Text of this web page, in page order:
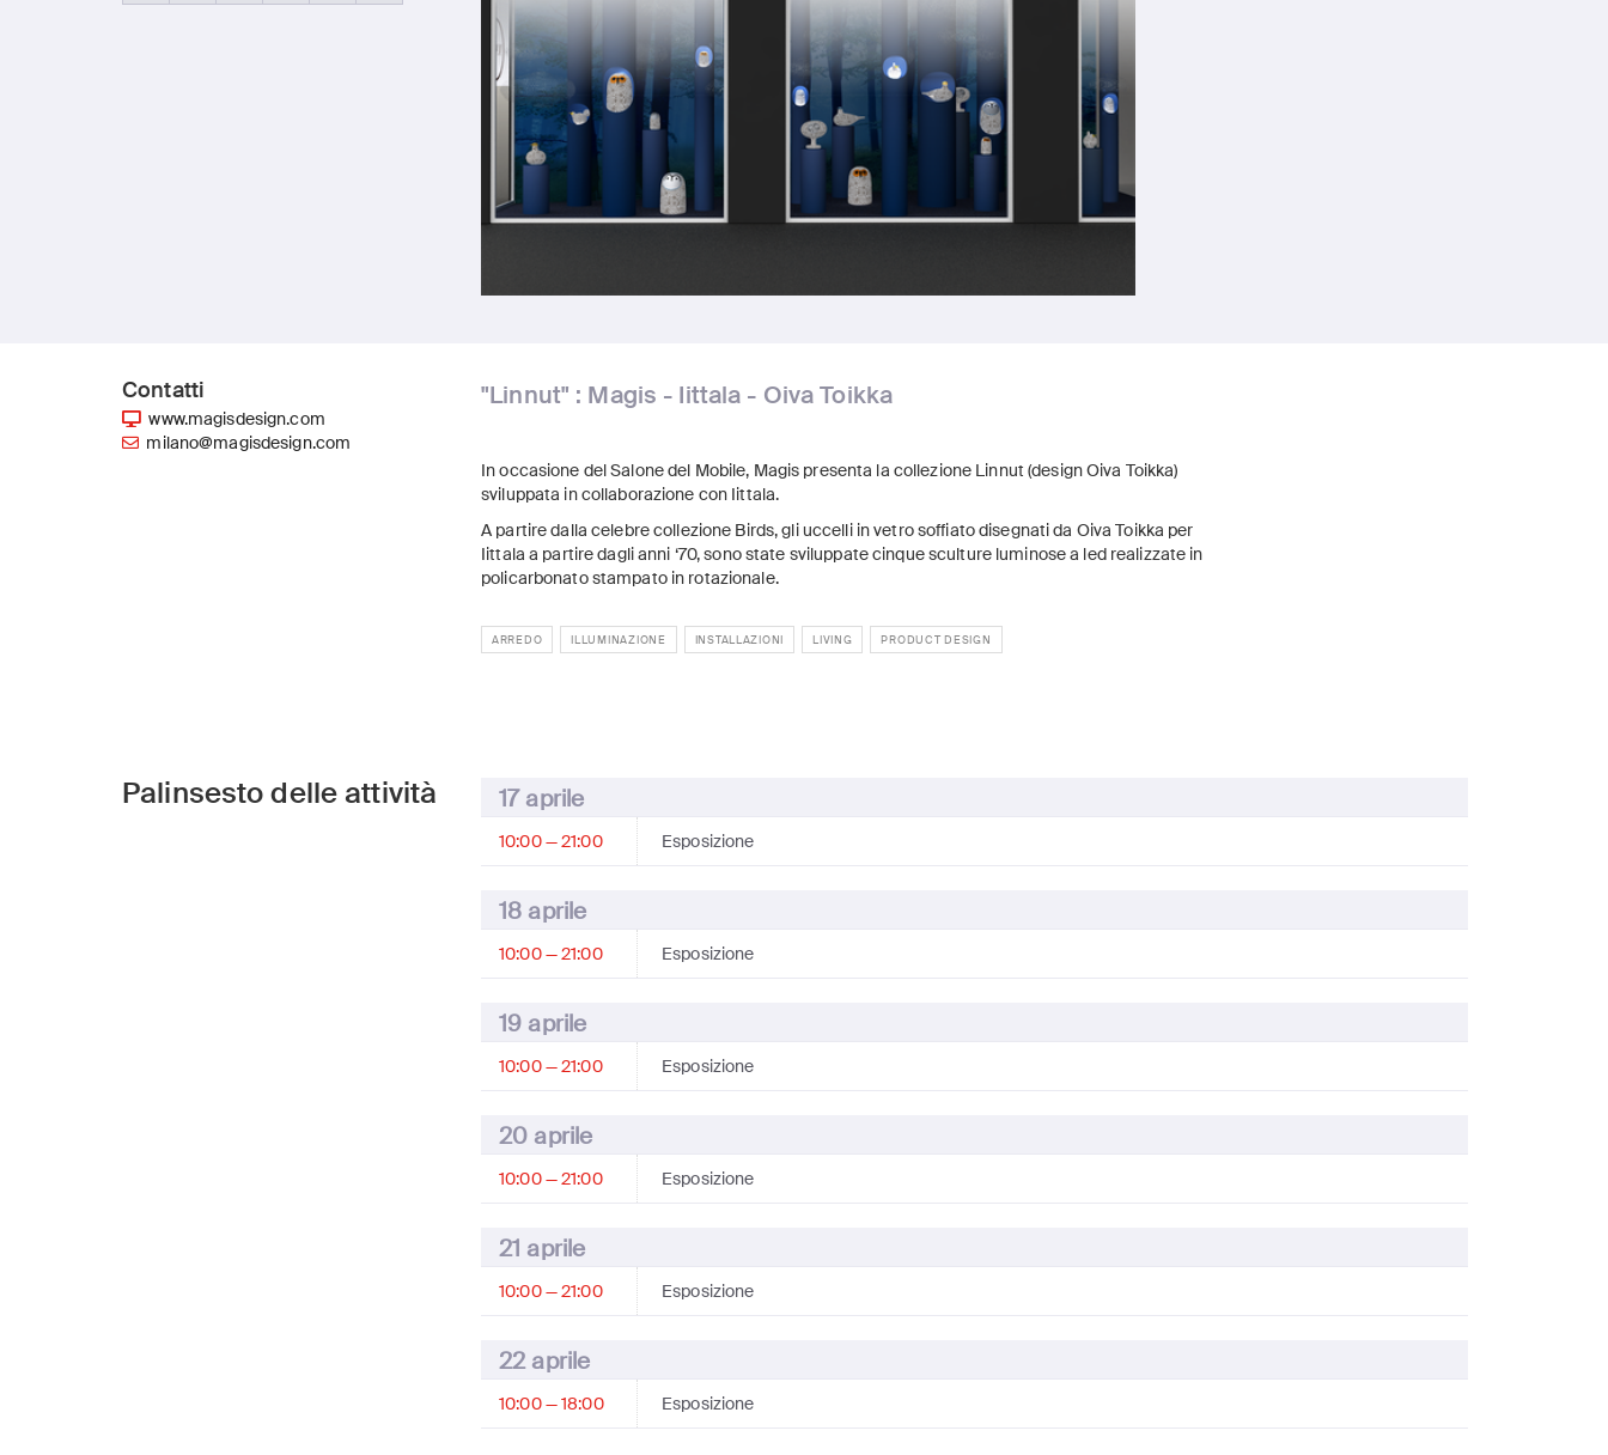
Contatti
www.magisdesign.com
milano@magisdesign.com
"Linnut" : Magis - Iittala - Oiva Toikka
In occasione del Salone del Mobile, Magis presenta la collezione Linnut (design Oiva Toikka)
sviluppata in collaborazione con Iittala.
A partire dalla celebre collezione Birds, gli uccelli in vetro soffiato disegnati da Oiva Toikka per
Iittala a partire dagli anni ‘70, sono state sviluppate cinque sculture luminose a led realizzate in
policarbonato stampato in rotazionale.
ARREDO ILLUMINAZIONE INSTALLAZIONI LIVING PRODUCT DESIGN
Palinsesto delle attività 17 aprile
10:00 — 21:00 Esposizione
18 aprile
10:00 — 21:00 Esposizione
19 aprile
10:00 — 21:00 Esposizione
20 aprile
10:00 — 21:00 Esposizione
21 aprile
10:00 — 21:00 Esposizione
22 aprile
10:00 — 18:00 Esposizione